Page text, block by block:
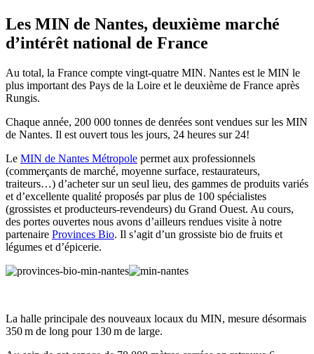
Les MIN de Nantes, deuxième marché
d’intérêt national de France
Au total, la France compte vingt-quatre MIN. Nantes est le MIN le
plus important des Pays de la Loire et le deuxième de France après
Rungis.
Chaque année, 200 000 tonnes de denrées sont vendues sur les MIN
de Nantes. Il est ouvert tous les jours, 24 heures sur 24!
Le MIN de Nantes Métropole permet aux professionnels
(commerçants de marché, moyenne surface, restaurateurs,
traiteurs…) d’acheter sur un seul lieu, des gammes de produits variés
et d’excellente qualité proposés par plus de 100 spécialistes
(grossistes et producteurs-revendeurs) du Grand Ouest. Au cours,
des portes ouvertes nous avons d’ailleurs rendues visite à notre
partenaire Provinces Bio. Il s’agit d’un grossiste bio de fruits et
légumes et d’épicerie.
La halle principale des nouveaux locaux du MIN, mesure désormais
350 m de long pour 130 m de large.